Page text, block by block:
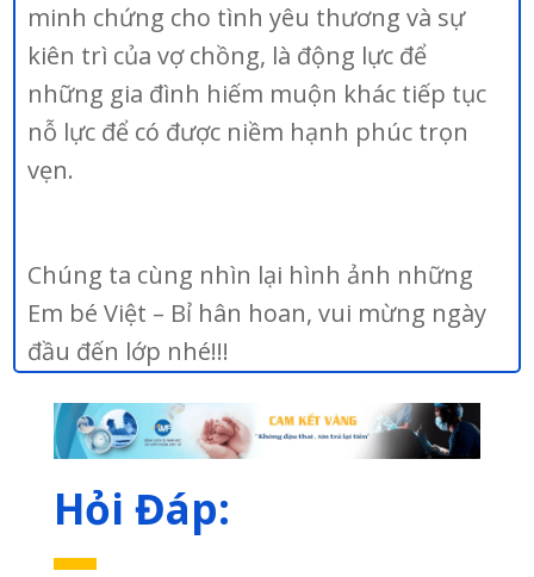
minh chứng cho tình yêu thương và sự
kiên trì của vợ chồng, là động lực để
những gia đình hiếm muộn khác tiếp tục
nỗ lực để có được niềm hạnh phúc trọn
vẹn.
Chúng ta cùng nhìn lại hình ảnh những
Em bé Việt – Bỉ hân hoan, vui mừng ngày
đầu đến lớp nhé!!!
Hỏi Đáp: